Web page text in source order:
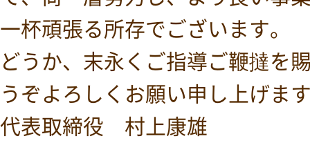
一杯頑張る所存でございます。
どうか、末永くご指導ご鞭撻を
うぞよろしくお願い申
代表取締役 村上康雄